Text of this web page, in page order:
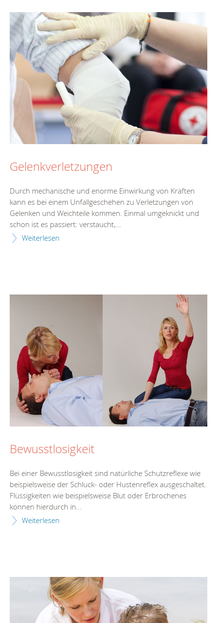
Gelenkverletzungen
Durch mechanische und enorme Einwirkung von Kräften
kann es bei einem Unfallgeschehen zu Verletzungen von
Gelenken und Weichteile kommen. Einmal umgeknickt und
schon ist es passiert: verstaucht,...
Weiterlesen
Bewusstlosigkeit
Bei einer Bewusstlosigkeit sind natürliche Schutzreflexe wie
beispielsweise der Schluck- oder Hustenreflex ausgeschaltet.
Flüssigkeiten wie beispielsweise Blut oder Erbrochenes
können hierdurch in...
Weiterlesen